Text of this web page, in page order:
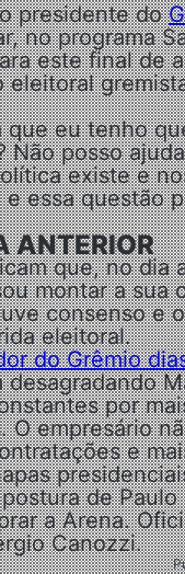
presidente do
no programa
este final de
que eu tenho
posso
existe e
essa questão
ANTERIOR
que, no dia
montar a
consenso e
eleitoral.
do Grêmio
por
O empresário
e
de
a Arena.
Canozzi.